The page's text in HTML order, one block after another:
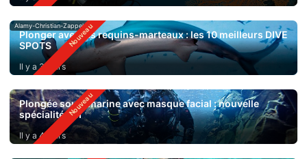
Alamy-Christian-Zappel
Plonger avec les requins-marteaux : les 10 meilleurs DIVE
SPOTS
Il y a 3 jours
Plongée sous-marine avec masque facial : nouvelle
spécialité SSI
Il y a 4 jours